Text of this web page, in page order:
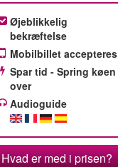
Øjeblikkelig
bekræftelse
Mobilbillet accepteres
Spar tid - Spring køen
over
Audioguide
Hvad er med i prisen?